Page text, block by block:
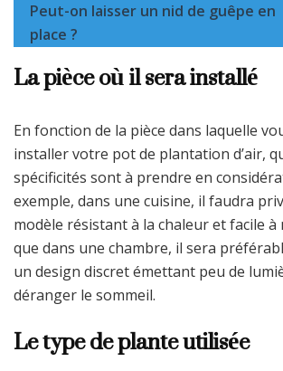
Peut-on laisser un nid de guêpe en
place ?
La pièce où il sera installé
En fonction de la pièce dans laquelle
installer votre pot de plantation d’air,
spécificités sont à prendre en
exemple, dans une cuisine, il faudra
modèle résistant à la chaleur et facile
que dans une chambre, il sera
un design discret émettant peu de
déranger le sommeil.
Le type de plante utilisée